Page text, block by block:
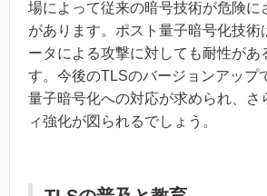
場によって従来の暗号技術が危険に
があります。ポスト量子暗号化技術
ータによる攻撃に対しても耐性があ
す。今後のTLSのバージョンアップ
量子暗号化への対応が求められ、さ
ィ強化が図られるでしょう。